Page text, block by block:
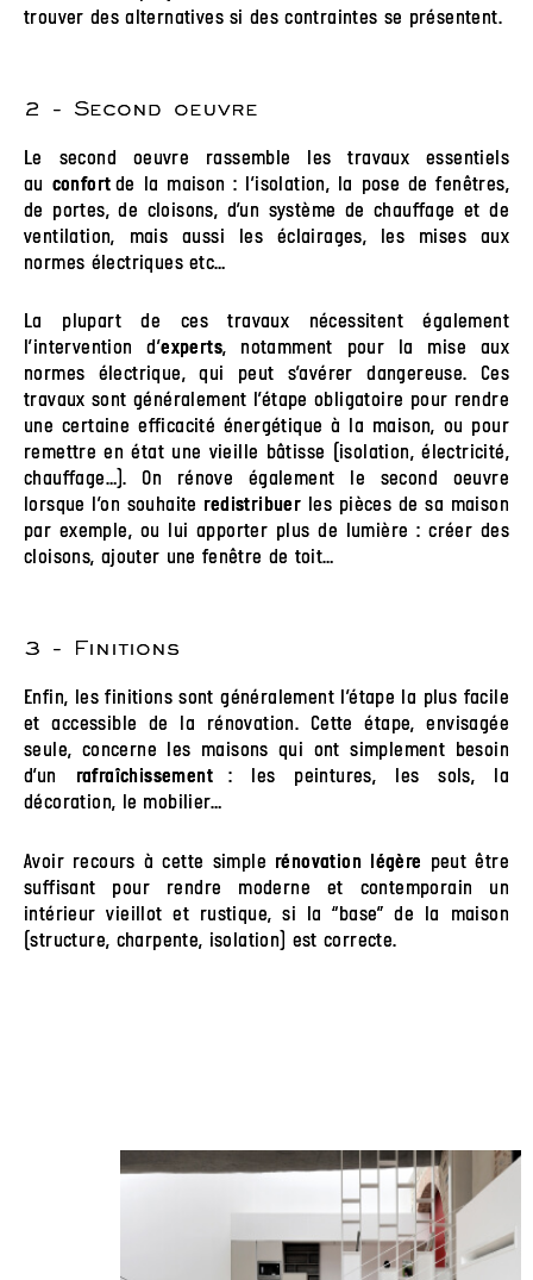
trouver des alternatives si des contraintes se présentent.
2 - Second oeuvre
Le second oeuvre rassemble les travaux essentiels
au confortde la maison : l’isolation, la pose de fenêtres,
de portes, de cloisons, d’un système de chauffage et de
ventilation, mais aussi les éclairages, les mises aux
normes électriques etc…
La plupart de ces travaux nécessitent également
l’intervention d’experts, notamment pour la mise aux
normes électrique, qui peut s’avérer dangereuse. Ces
travaux sont généralement l’étape obligatoire pour rendre
une certaine efficacité énergétique à la maison, ou pour
remettre en état une vieille bâtisse (isolation, électricité,
chauffage…). On rénove également le second oeuvre
lorsque l’on souhaite redistribuer les pièces de sa maison
par exemple, ou lui apporter plus de lumière : créer des
cloisons, ajouter une fenêtre de toit…
3 - Finitions
Enfin, les finitions sont généralement l’étape la plus facile
et accessible de la rénovation. Cette étape, envisagée
seule, concerne les maisons qui ont simplement besoin
d’un
rafraîchissement : les peintures, les sols, la
décoration, le mobilier…
Avoir recours à cette simple rénovation légère
peut être
suffisant pour rendre moderne et contemporain un
intérieur vieillot et rustique, si la “base” de la maison
(structure, charpente, isolation) est correcte.